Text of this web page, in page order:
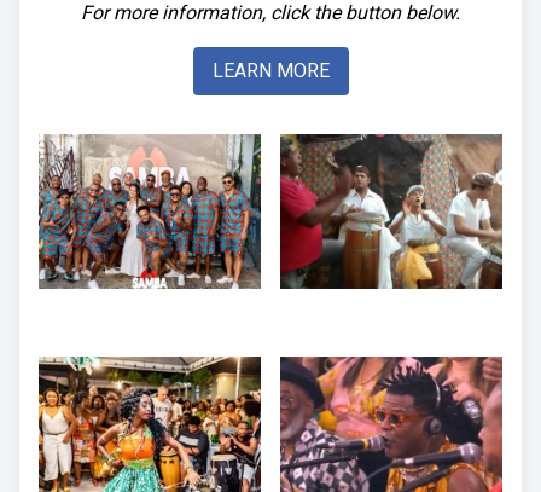
For more information, click the button below.
LEARN MORE